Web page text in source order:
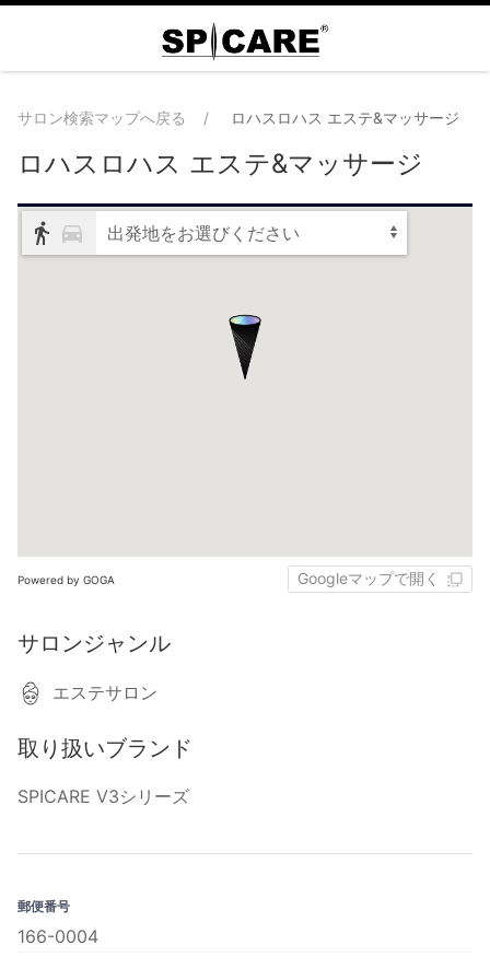
サロン検索マップへ戻る ロハスロハス エステ&マッサージ
ロハスロハス エステ&マッサージ
出発地をお選びください
Powered by GOGA Googleマップで開く
サロンジャンル
エステサロン
取り扱いブランド
SPICARE V3シリーズ
郵便番号
166-0004